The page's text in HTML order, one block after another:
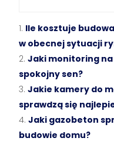
Ile kosztuje
w obecnej sytuacji
Jaki monitoring
spokojny sen?
Jakie kamery do
sprawdzą się
Jaki gazobeton
budowie domu?